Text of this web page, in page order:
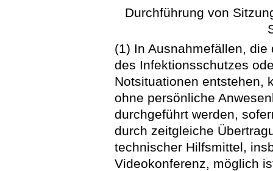
Durchführung von
(1) In Ausnahmefällen,
des Infektionsschutzes
Notsituationen entstehen,
ohne persönliche
durchgeführt werden,
durch zeitgleiche
technischer Hilfsmittel,
Videokonferenz, möglich